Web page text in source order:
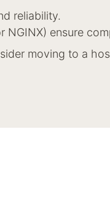
reliability.
ensure
moving to a